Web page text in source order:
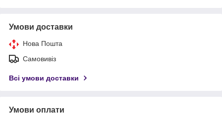
Умови доставки
Нова Пошта
Самовивіз
Всі умови доставки
Умови оплати